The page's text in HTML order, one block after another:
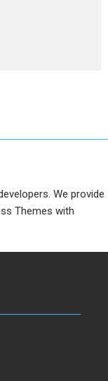
We provide
Themes with